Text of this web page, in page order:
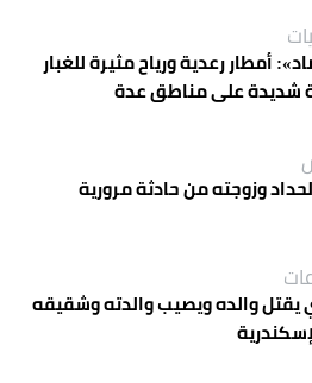
أمطار رعدية ورياح مثيرة للغبار
شديدة على مناطق عدة
وزوجته من حادثة مرورية
والده ويصيب والدته وشقيقه